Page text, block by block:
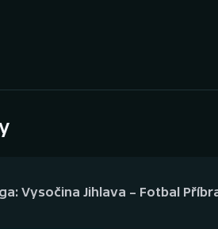
Gymnastika
Vysočina Jihlava – Fotbal